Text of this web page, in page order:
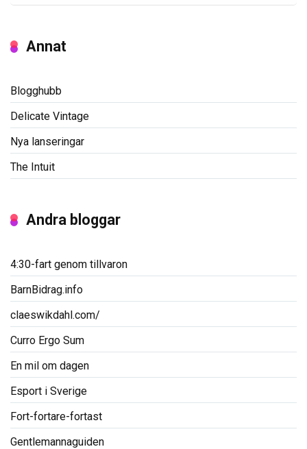
Annat
Blogghubb
Delicate Vintage
Nya lanseringar
The Intuit
Andra bloggar
4:30-fart genom tillvaron
BarnBidrag.info
claeswikdahl.com/
Curro Ergo Sum
En mil om dagen
Esport i Sverige
Fort-fortare-fortast
Gentlemannaguiden